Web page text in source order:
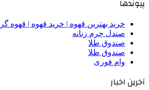
پیوندها
خرید بهترین قهوه | خرید قهوه | قهوه
صندل چرم زنانه
صندوق طلا
صندوق طلا
وام فوری
آخرین اخبار